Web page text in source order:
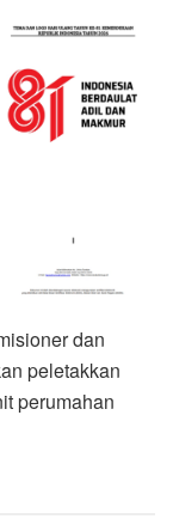
dan
peletakkan
perumahan